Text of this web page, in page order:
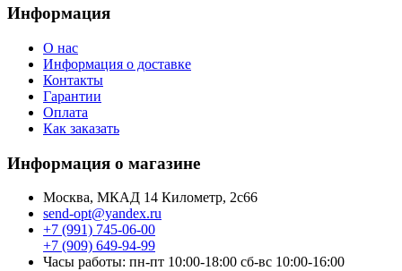
Информация
О нас
Информация о доставке
Контакты
Гарантии
Оплата
Как заказать
Информация о магазине
Москва, МКАД 14 Километр, 2с66
send-opt@yandex.ru
+7 (991) 745-06-00
+7 (909) 649-94-99
Часы работы: пн-пт 10:00-18:00 сб-вс 10:00-16:00